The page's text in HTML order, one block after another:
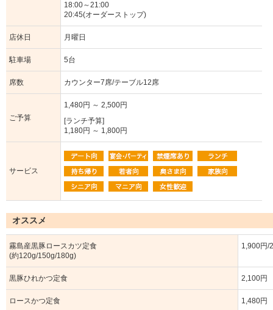
18:00～21:00
20:45(オーダーストップ)
店休日 月曜日
駐車場 5台
席数 カウンター7席/テーブル12席
ご予算
1,480円 ～ 2,500円
[ランチ予算]
1,180円 ～ 1,800円
サービス
オススメ
霧島産黒豚ロースカツ定食
(約120g/150g/180g)
1,900円/
黒豚ひれかつ定食 2,100円
ロースかつ定食 1,480円